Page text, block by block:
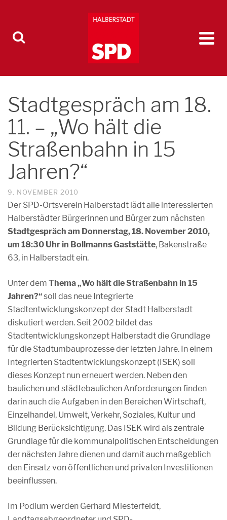
Stadtgespräch am 18.
11. – „Wo hält die
Straßenbahn in 15
Jahren?“
9. NOVEMBER 2010
Der SPD-Ortsverein Halberstadt lädt alle interessierten
Halberstädter Bürgerinnen und Bürger zum nächsten
Stadtgespräch am Donnerstag, 18. November 2010,
um 18:30 Uhr in Bollmanns Gaststätte, Bakenstraße
63, in Halberstadt ein.
Unter dem Thema „Wo hält die Straßenbahn in 15
Jahren?“soll das neue Integrierte
Stadtentwicklungskonzept der Stadt Halberstadt
diskutiert werden. Seit 2002 bildet das
Stadtentwicklungskonzept Halberstadt die Grundlage
für die Stadtumbauprozesse der letzten Jahre. In einem
Integrierten Stadtentwicklungskonzept (ISEK) soll
dieses Konzept nun erneuert werden. Neben den
baulichen und städtebaulichen Anforderungen finden
darin auch die Aufgaben in den Bereichen Wirtschaft,
Einzelhandel, Umwelt, Verkehr, Soziales, Kultur und
Bildung Berücksichtigung. Das ISEK wird als zentrale
Grundlage für die kommunalpolitischen Entscheidungen
der nächsten Jahre dienen und damit auch maßgeblich
den Einsatz von öffentlichen und privaten Investitionen
beeinflussen.
Im Podium werden Gerhard Miesterfeldt,